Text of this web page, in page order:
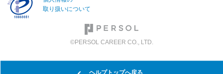
取り扱いについて
©PERSOL CAREER CO., LTD.
ヘルプトップへ戻る